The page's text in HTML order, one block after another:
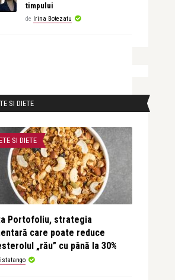
timpului
de Irina Botezatu
SI DIETE
SI DIETE
Portofoliu, strategia
care poate reduce
„rău” cu până la 30%